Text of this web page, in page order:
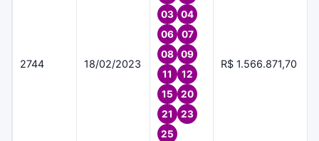
2744 18/02/2023
03
04
06
07
08
09
11
12
15
20
21
23
25
R$ 1.566.871,70